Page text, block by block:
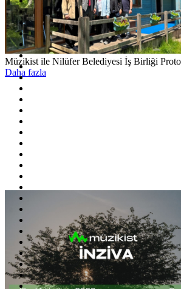
Müzikist ile Nilüfer Belediyesi İş Birliği
Daha fazla